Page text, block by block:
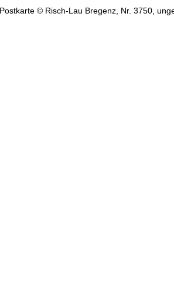
Postkarte © Risch-Lau Bregenz, Nr. 3750,